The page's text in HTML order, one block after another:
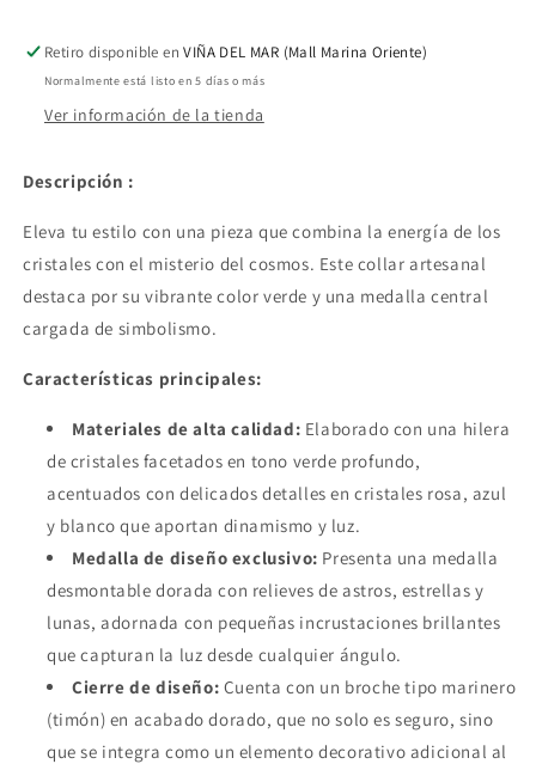
Retiro disponible enVIÑA DEL MAR (Mall Marina Oriente)
Normalmente está listo en 5 días o más
Ver información de la tienda
Descripción :
Eleva tu estilo con una pieza que combina la energía de los
cristales con el misterio del cosmos. Este collar artesanal
destaca por su vibrante color verde y una medalla central
cargada de simbolismo.
Características principales:
Materiales de alta calidad: Elaborado con una hilera
de cristales facetados en tono verde profundo,
acentuados con delicados detalles en cristales rosa, azul
y blanco que aportan dinamismo y luz.
Medalla de diseño exclusivo: Presenta una medalla
desmontable dorada con relieves de astros, estrellas y
lunas, adornada con pequeñas incrustaciones brillantes
que capturan la luz desde cualquier ángulo.
Cierre de diseño: Cuenta con un broche tipo marinero
(timón) en acabado dorado, que no solo es seguro, sino
que se integra como un elemento decorativo adicional al